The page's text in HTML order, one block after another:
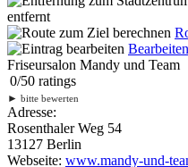
entfernt
Bearbeiten
Friseursalon Mandy und Team
0/50 ratings
► bitte bewerten
Adresse:
Rosenthaler Weg 54
13127 Berlin
Webseite: www.mandy-und-